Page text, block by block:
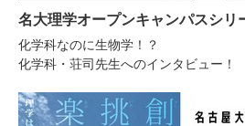
名大理学オープンキャンパスシリ
化学科なのに生物学！？
化学科・荘司先生へのインタビュー！